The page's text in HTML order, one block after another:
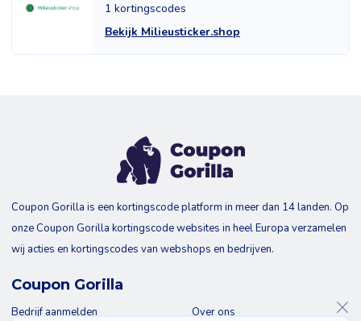
1 kortingscodes
Bekijk Milieusticker.shop
Coupon Gorilla is een kortingscode platform in meer dan 14 landen. Op
onze Coupon Gorilla kortingscode websites in heel Europa verzamelen
wij acties en kortingscodes van webshops en bedrijven.
Coupon Gorilla
Bedrijf aanmelden Over ons